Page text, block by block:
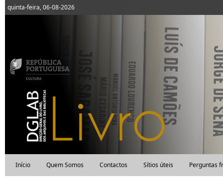
quinta-feira, 06-08-2026
Início Quem Somos Contactos Sítios úteis Perguntas